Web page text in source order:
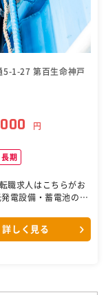
やすく、真面目で
◆この仕事
である“家”。大きな
仕事の大きさは、こ
係性を構築できるこ
5-1-27 第百生命神戸
円
長期
職求人はこちらがお
仕事です。 お客
に関するノウハウを
く耐久性に優れてい
詳しく見る